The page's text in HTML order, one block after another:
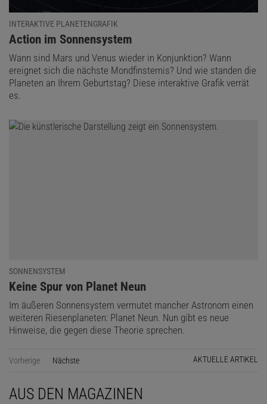
INTERAKTIVE PLANETENGRAFIK
:
Action im Sonnensystem
Wann sind Mars und Venus wieder in Konjunktion? Wann
ereignet sich die nächste Mondfinsternis? Und wie standen die
Planeten an Ihrem Geburtstag? Diese interaktive Grafik verrät
es.
SONNENSYSTEM
:
Keine Spur von Planet Neun
Im äußeren Sonnensystem vermutet mancher Astronom einen
weiteren Riesenplaneten: Planet Neun. Nun gibt es neue
Hinweise, die gegen diese Theorie sprechen.
Vorherige Nächste AKTUELLE ARTIKEL
AUS DEN MAGAZINEN